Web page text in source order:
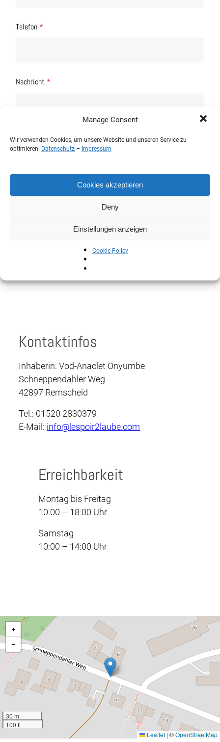
Manage Consent
Wir verwenden Cookies, um unsere Website und unseren Service zu
optimieren. Datenschutz – Impressum
Cookies akzeptieren
Deny
Einstellungen anzeigen
Cookie Policy
Telefon *
Nachricht *
Ich erkläre mich mit der Verarbeitung der eingegebenen
Kontaktinfos
Inhaberin: Vod-Anaclet Onyumbe
Schneppendahler Weg
42897 Remscheid
Tel.: 01520 2830379
E-Mail: info@lespoir2laube.com
Erreichbarkeit
Montag bis Freitag
10:00 – 18:00 Uhr
Samstag
10:00 – 14:00 Uhr
+
−
30 m
100 ft
Leaflet | ©OpenStreetMap